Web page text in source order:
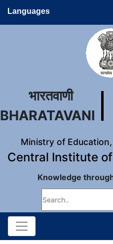
Languages
भारतवाणी
BHARATAVANI
Ministry of
Central Institute
Knowledge